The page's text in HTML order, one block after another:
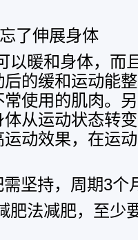
了伸展身体
以暖和身体，而
的缓和运动能
使用的肌肉。
从运动状态转
动效果，在运
坚持，周期3个
肥法减肥，至少